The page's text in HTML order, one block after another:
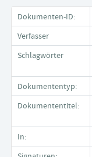
Dokumenten-ID:
Verfasser
Schlagwörter
Dokumententyp:
Dokumententitel:
In: